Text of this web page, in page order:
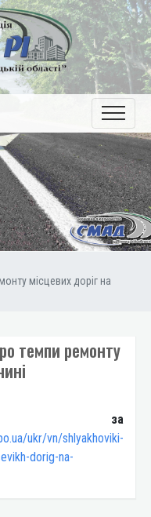
місцевих доріг на
темпи ремонту
за
ukr/vn/shlyakhoviki-
dorig-na-